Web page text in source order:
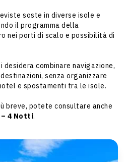
soste in diverse isole e
il programma della
nei porti di scalo e possibilità di
desidera combinare navigazione,
senza organizzare
e spostamenti tra le isole.
breve, potete consultare anche
4 Notti.